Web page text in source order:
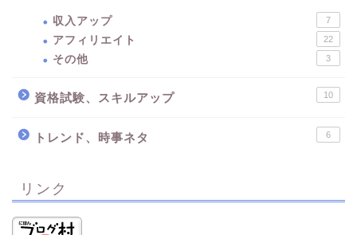
収入アップ 7
アフィリエイト 22
その他 3
資格試験、スキルアップ 10
トレンド、時事ネタ 6
リンク